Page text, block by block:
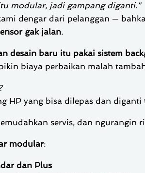
modular, jadi gampang diganti.”
dengar dari pelanggan —
gak jalan.
desain baru itu pakai sistem
biaya perbaikan malah
HP yang bisa dilepas dan diganti
servis, dan ngurangin
modular:
dan Plus